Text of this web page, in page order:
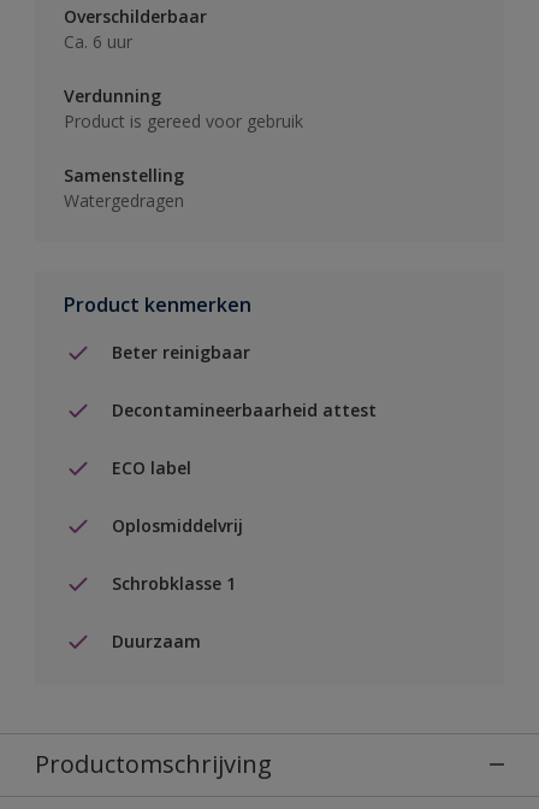
Overschilderbaar
Ca. 6 uur
Verdunning
Product is gereed voor gebruik
Samenstelling
Watergedragen
Product kenmerken
Beter reinigbaar
Decontamineerbaarheid attest
ECO label
Oplosmiddelvrij
Schrobklasse 1
Duurzaam
Productomschrijving